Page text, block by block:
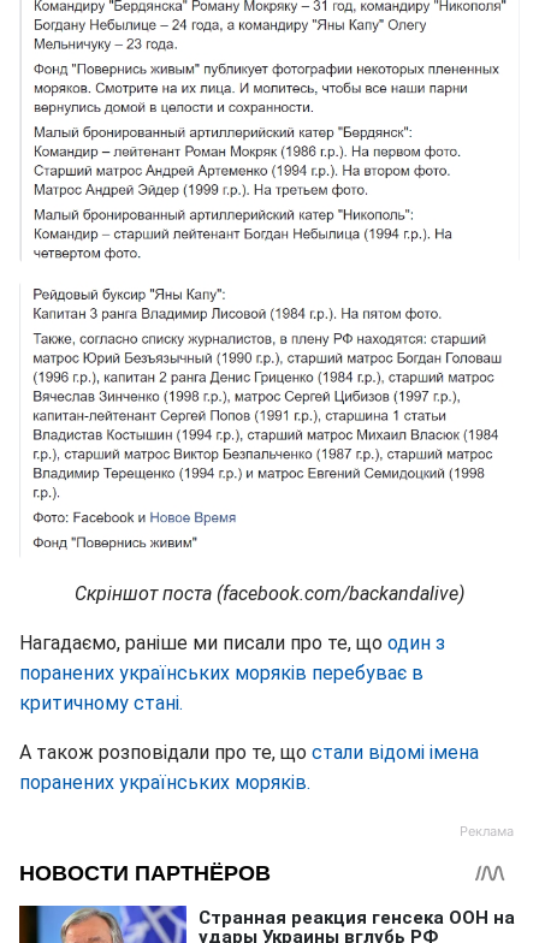
Скріншот поста (facebook.com/backandalive)
Нагадаємо, раніше ми писали про те, що один з
поранених українських моряків перебуває в
критичному стані.
А також розповідали про те, що стали відомі імена
поранених українських моряків.